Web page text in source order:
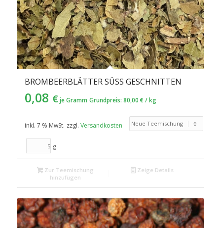
BROMBEERBLÄTTER SÜSS GESCHNITTEN
0,08 € je Gramm Grundpreis: 80,00 € /kg
inkl. 7 % MwSt. zzgl. Versandkosten
g
Zur Teemischung
hinzufügen
Zeige Details